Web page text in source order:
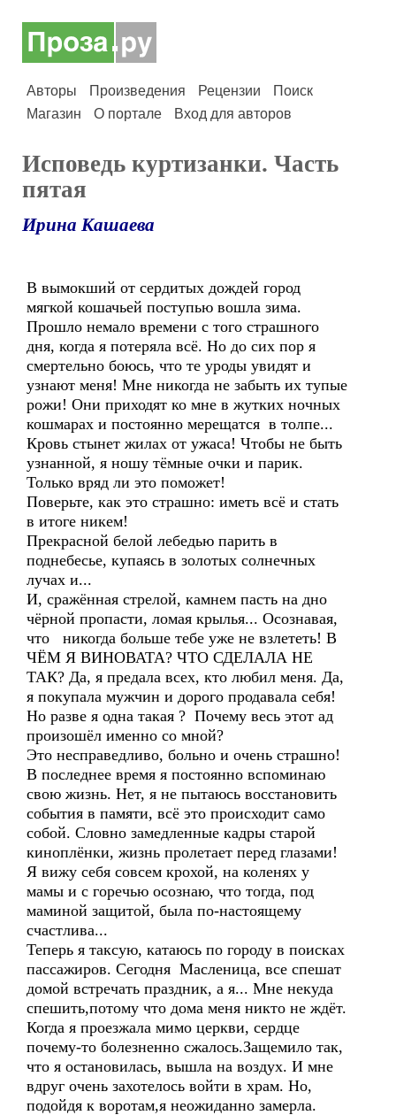
Авторы Произведения Рецензии
Поиск
Магазин
О портале Вход для авторов
Исповедь куртизанки. Часть
пятая
Ирина Кашаева
В вымокший от сердитых дождей город
мягкой кошачьей поступью вошла зима.
Прошло немало времени с того страшного
дня, когда я потеряла всё. Но до сих пор я
смертельно боюсь, что те уроды увидят и
узнают меня! Мне никогда не забыть их тупые
рожи! Они приходят ко мне в жутких ночных
кошмарах и постоянно мерещатся в толпе...
Кровь стынет жилах от ужаса! Чтобы не быть
узнанной, я ношу тёмные очки и парик.
Только вряд ли это поможет!
Поверьте, как это страшно: иметь всё и стать
в итоге никем!
Прекрасной белой лебедью парить в
поднебесье, купаясь в золотых солнечных
лучах и...
И, сражённая стрелой, камнем пасть на дно
чёрной пропасти, ломая крылья... Осознавая,
что никогда больше тебе уже не взлететь! В
ЧЁМ Я ВИНОВАТА? ЧТО СДЕЛАЛА НЕ
ТАК? Да, я предала всех, кто любил меня. Да,
я покупала мужчин и дорого продавала себя!
Но разве я одна такая ? Почему весь этот ад
произошёл именно со мной?
Это несправедливо, больно и очень страшно!
В последнее время я постоянно вспоминаю
свою жизнь. Нет, я не пытаюсь восстановить
события в памяти, всё это происходит само
собой. Словно замедленные кадры старой
киноплёнки, жизнь пролетает перед глазами!
Я вижу себя совсем крохой, на коленях у
мамы и с горечью осознаю, что тогда, под
маминой защитой, была по-настоящему
счастлива...
Теперь я таксую, катаюсь по городу в поисках
пассажиров. Сегодня Масленица, все спешат
домой встречать праздник, а я... Мне некуда
спешить,потому что дома меня никто не ждёт.
Когда я проезжала мимо церкви, сердце
почему-то болезненно сжалось.Защемило так,
что я остановилась, вышла на воздух. И мне
вдруг очень захотелось войти в храм. Но,
подойдя к воротам,я неожиданно замерла.